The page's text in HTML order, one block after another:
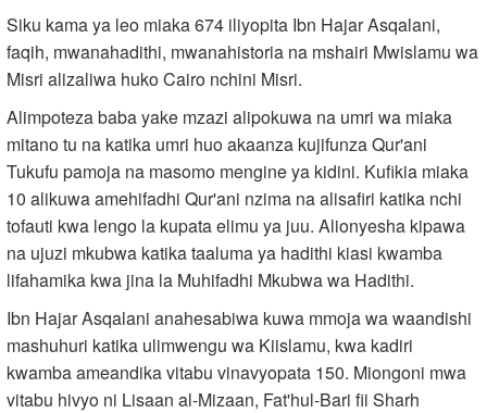
Siku kama ya leo miaka 674 iliyopita Ibn Hajar Asqalani,
faqih, mwanahadithi, mwanahistoria na mshairi Mwislamu wa
Misri alizaliwa huko Cairo nchini Misri.
Alimpoteza baba yake mzazi alipokuwa na umri wa miaka
mitano tu na katika umri huo akaanza kujifunza Qur'ani
Tukufu pamoja na masomo mengine ya kidini. Kufikia miaka
10 alikuwa amehifadhi Qur'ani nzima na alisafiri katika nchi
tofauti kwa lengo la kupata elimu ya juu. Alionyesha kipawa
na ujuzi mkubwa katika taaluma ya hadithi kiasi kwamba
lifahamika kwa jina la Muhifadhi Mkubwa wa Hadithi.
Ibn Hajar Asqalani anahesabiwa kuwa mmoja wa waandishi
mashuhuri katika ulimwengu wa Kiislamu, kwa kadiri
kwamba ameandika vitabu vinavyopata 150. Miongoni mwa
vitabu hivyo ni Lisaan al-Mizaan, Fat'hul-Bari fii Sharh